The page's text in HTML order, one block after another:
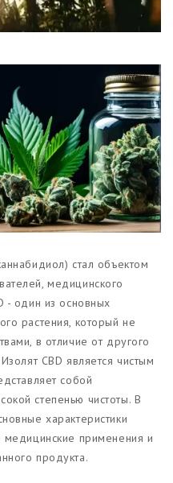
продукты с
с CBD
стал объектом
медицинского
- один из основных
растения, который не
в отличие от другого
CBD является чистым
собой
степенью чистоты. В
характеристики
медицинские применения и
продукта.